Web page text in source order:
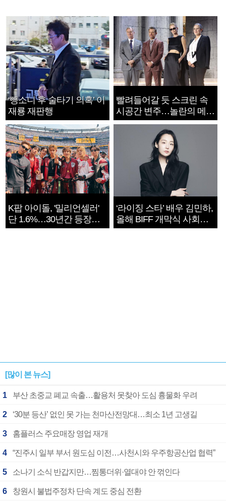
‘뺑소니 후 술타기 의혹’ 이
재룡 재판행
빨려들어갈 듯 스크린 속
시공간 변주…놀란의 메시
지는 ‘전쟁 속죄’
K팝 아이돌, '밀리언셀러'
단 1.6%…30년간 등장
1182개팀 전수조사
‘라이징 스타’ 배우 김민하,
올해 BIFF 개막식 사회자
확정
[많이 본 뉴스]
1 부산 초중교 폐교 속출…활용처 못찾아 도심 흉물화 우려
2 ‘30분 등산’ 없인 못 가는 천마산전망대…최소 1년 고생길
3 홈플러스 주요매장 영업 재개
4 “진주시 일부 부서 원도심 이전…사천시와 우주항공산업 협력”
5 소나기 소식 반갑지만…찜통더위·열대야 안 꺾인다
6 창원시 불법주정차 단속 계도 중심 전환